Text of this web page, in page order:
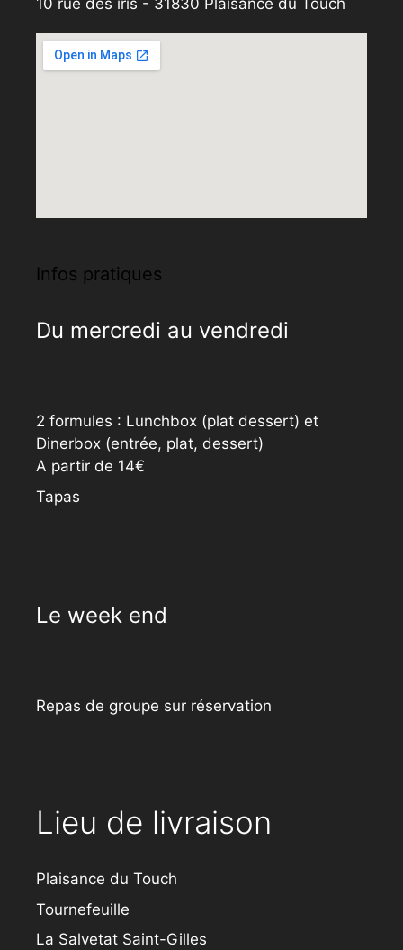
Infos pratiques
Du mercredi au vendredi
2 formules : Lunchbox (plat dessert) et
Dinerbox (entrée, plat, dessert)
A partir de 14€
Tapas
Le week end
Repas de groupe sur réservation
Lieu de livraison
Plaisance du Touch
Tournefeuille
La Salvetat Saint-Gilles